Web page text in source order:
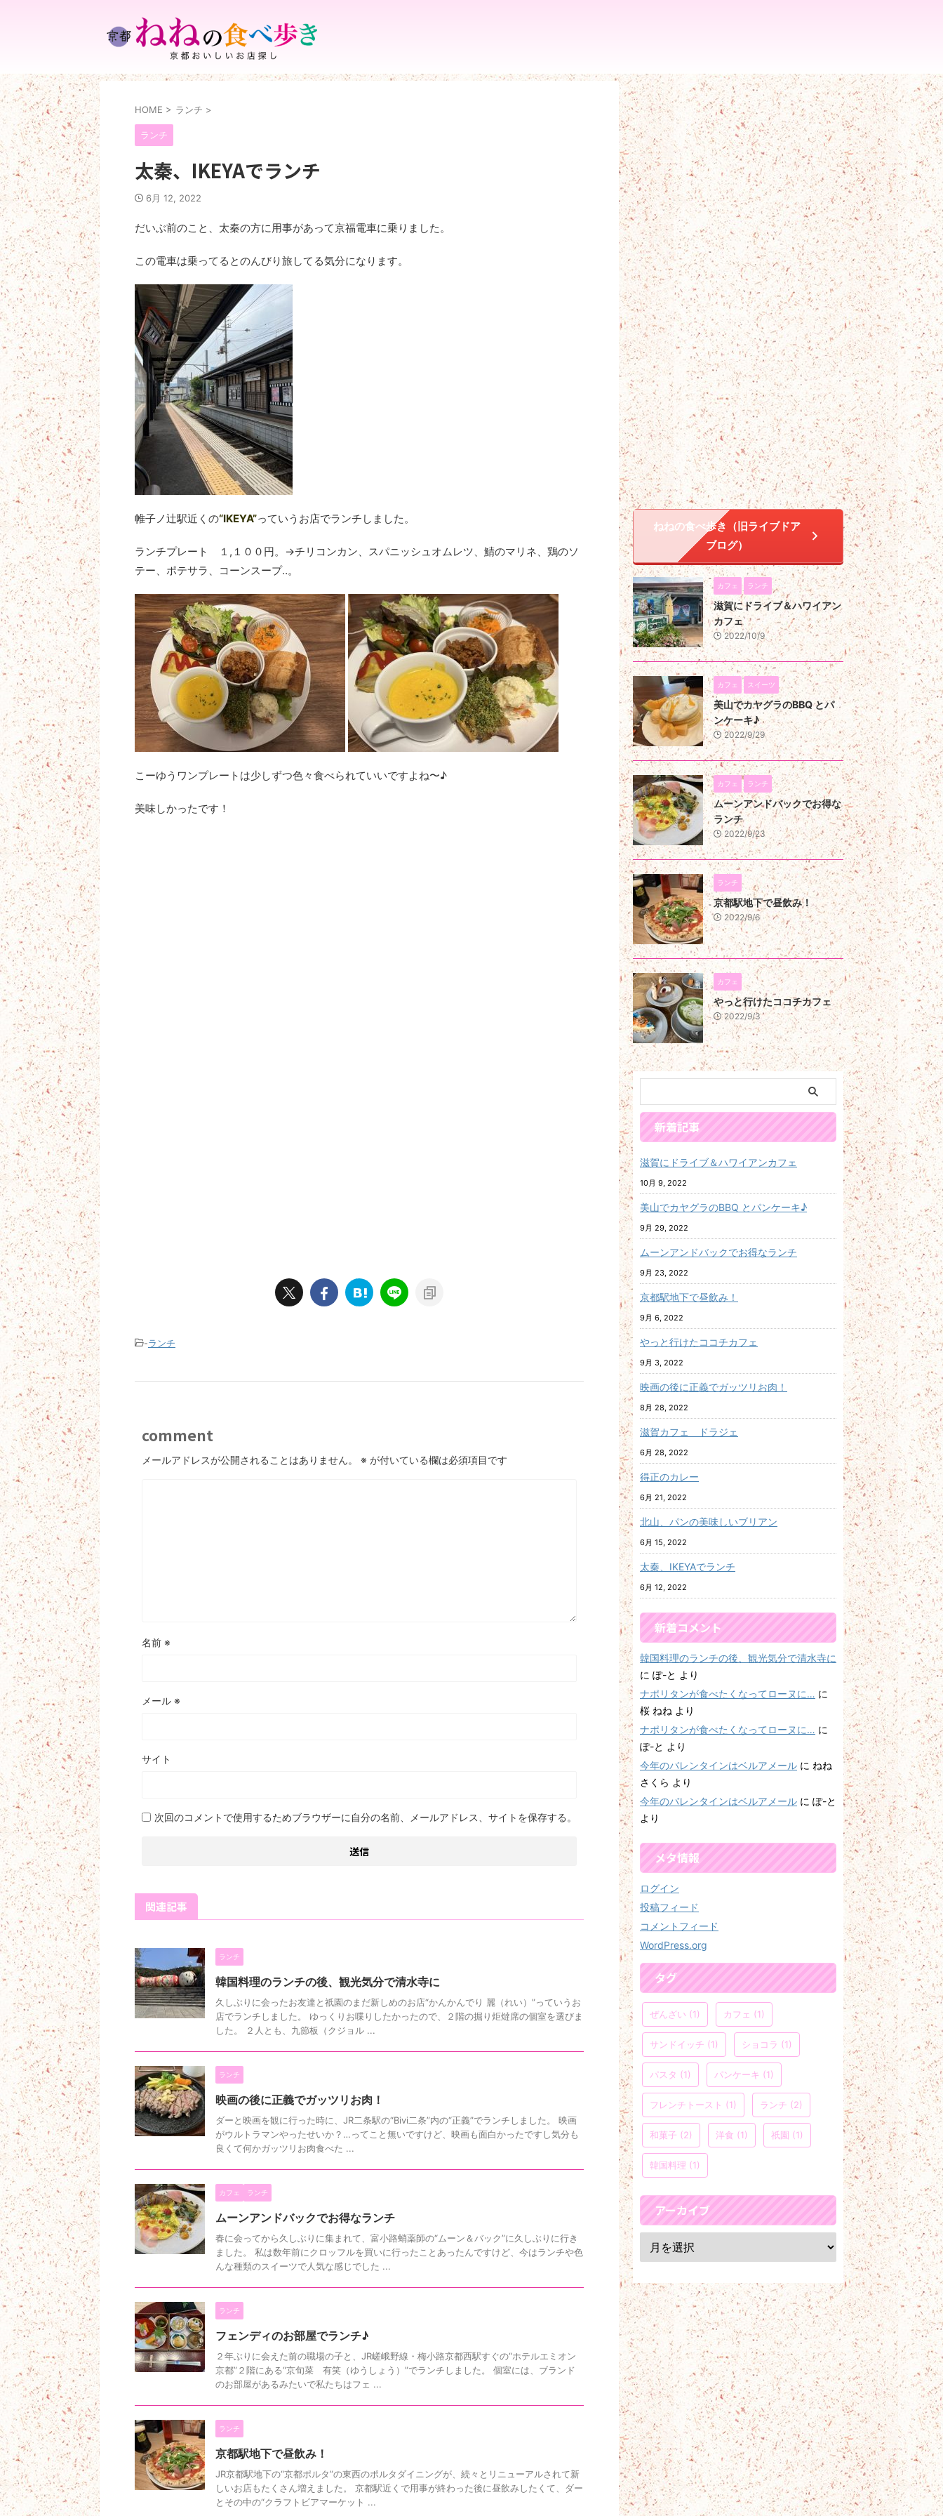
HOME > ランチ >
ランチ
太秦、IKEYAでランチ
6月 12, 2022
だいぶ前のこと、太秦の方に用事があって京福電車に乗りました。
この電車は乗ってるとのんびり旅してる気分になります。
帷子ノ辻駅近くの“IKEYA”っていうお店でランチしました。
ランチプレート １,１００円。→チリコンカン、スパニッシュオムレツ、鯖のマリネ、鶏のソ
テー、ポテサラ、コーンスープ‥。
こーゆうワンプレートは少しずつ色々食べられていいですよね〜♪
美味しかったです！
-ランチ
comment
メールアドレスが公開されることはありません。 ※ が付いている欄は必須項目です
名前 ※
メール ※
サイト
次回のコメントで使用するためブラウザーに自分の名前、メールアドレス、サイトを保存する。
関連記事
ランチ
韓国料理のランチの後、観光気分で清水寺に
久しぶりに会ったお友達と祇園のまだ新しめのお店“かんかんでり 麗（れい）”っていうお
店でランチしました。 ゆっくりお喋りしたかったので、２階の掘り炬燵席の個室を選びま
した。 ２人とも、九節板（クジョル ...
ランチ
映画の後に正義でガッツリお肉！
ダーと映画を観に行った時に、JR二条駅の“Bivi二条”内の“正義”でランチしました。 映画
がウルトラマンやったせいか？…ってこと無いですけど、映画も面白かったですし気分も
良くて何かガッツリお肉食べた ...
カフェ ランチ
ムーンアンドバックでお得なランチ
春に会ってから久しぶりに集まれて、富小路蛸薬師の“ムーン＆バック”に久しぶりに行き
ました。 私は数年前にクロッフルを買いに行ったことあったんですけど、今はランチや色
んな種類のスイーツで人気な感じでした ...
ランチ
フェンディのお部屋でランチ♪
２年ぶりに会えた前の職場の子と、JR嵯峨野線・梅小路京都西駅すぐの“ホテルエミオン
京都”２階にある“京旬菜 有笑（ゆうしょう）”でランチしました。 個室には、ブランド
のお部屋があるみたいで私たちはフェ ...
ランチ
京都駅地下で昼飲み！
JR京都駅地下の“京都ポルタ”の東西のポルタダイニングが、続々とリニューアルされて新
しいお店もたくさん増えました。 京都駅近くで用事が終わった後に昼飲みしたくて、ダー
とその中の“クラフトビアマーケット ...
ねねの食べ歩き（旧ライブドア
ブログ）
カフェ ランチ
滋賀にドライブ＆ハワイアン
カフェ
2022/10/9
カフェ スイーツ
美山でカヤグラのBBQ とパ
ンケーキ♪
2022/9/29
カフェ ランチ
ムーンアンドバックでお得な
ランチ
2022/9/23
ランチ
京都駅地下で昼飲み！
2022/9/6
カフェ
やっと行けたココチカフェ
2022/9/3
新着記事
滋賀にドライブ＆ハワイアンカフェ
10月 9, 2022
美山でカヤグラのBBQ とパンケーキ♪
9月 29, 2022
ムーンアンドバックでお得なランチ
9月 23, 2022
京都駅地下で昼飲み！
9月 6, 2022
やっと行けたココチカフェ
9月 3, 2022
映画の後に正義でガッツリお肉！
8月 28, 2022
滋賀カフェ ドラジェ
6月 28, 2022
得正のカレー
6月 21, 2022
北山、パンの美味しいブリアン
6月 15, 2022
太秦、IKEYAでランチ
6月 12, 2022
新着コメント
韓国料理のランチの後、観光気分で清水寺に
に ぽ-と より
ナポリタンが食べたくなってローヌに… に
桜 ねね より
ナポリタンが食べたくなってローヌに… に
ぽ-と より
今年のバレンタインはベルアメール に ねね
さくら より
今年のバレンタインはベルアメール に ぽ-と
より
メタ情報
ログイン
投稿フィード
コメントフィード
WordPress.org
タグ
ぜんざい (1) カフェ (1)
サンドイッチ (1) ショコラ (1)
パスタ (1) パンケーキ (1)
フレンチトースト (1) ランチ (2)
和菓子 (2) 洋食 (1) 祇園 (1)
韓国料理 (1)
アーカイブ